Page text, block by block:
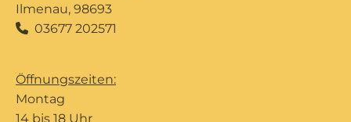
Ilmenau, 98693
 03677 202571
Öffnungszeiten:
Montag
14 bis 18 Uhr